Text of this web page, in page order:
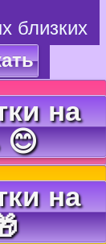
близких
на
на